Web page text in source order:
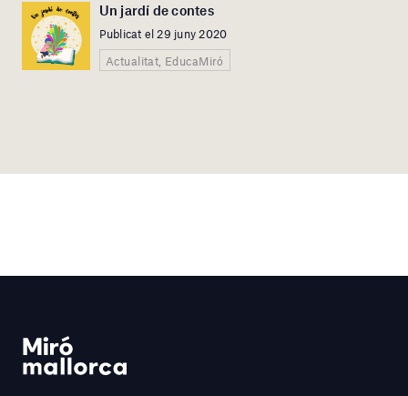
Un jardí de contes
Publicat el 29 juny 2020
Actualitat, EducaMiró